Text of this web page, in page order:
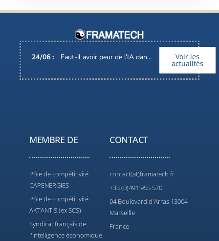
24/06 : Faut-il avoir peur de l’IA dans nos métiers ? Voir les
actualités
MEMBRE DE
Pôle de compétitivité
CAPENERGIES
Pôle de compétitivité
AKTANTIS (ex SCS)
Syndicat français de
l'intelligence économique
CONTACT
contact(at)framatech.fr
+33 (0)491 955 570
04 Boulevard d'Arras 13004
Marseille
France